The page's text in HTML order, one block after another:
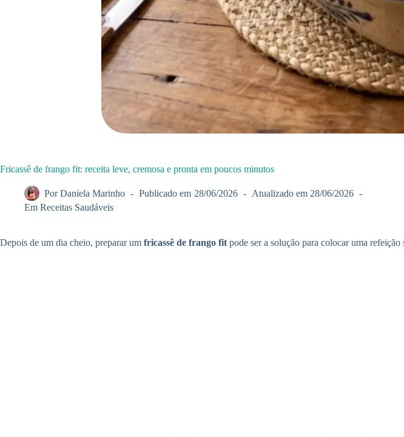
Fricassê de frango fit: receita leve, cremosa e pronta em poucos minutos
Por Daniela Marinho Publicado em 28/06/2026 Atualizado em 28/06/2026
Em Receitas Saudáveis
Depois de um dia cheio, preparar um fricassê de frango fit pode ser a solução para colocar uma